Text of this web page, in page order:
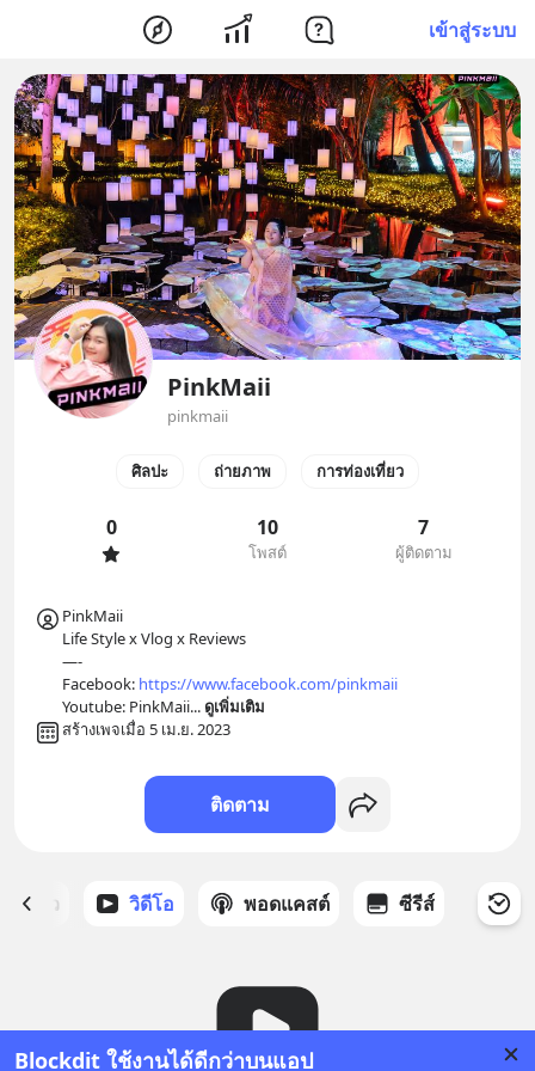
เข้าสู่ระบบ
Blockdit ใช้งานได้ดีกว่าบนแอป
PinkMaii
pinkmaii
ศิลปะ ถ่ายภาพ การท่องเที่ยว
0 10
โพสต์
7
ผู้ติดตาม
PinkMaii
Life Style x Vlog x Reviews
—-
Facebook: https://www.facebook.com/pinkmaii
Youtube: PinkMaii... ดูเพิ่มเติม
สร้างเพจเมื่อ 5 เม.ย. 2023
ติดตาม
ด้ดาว วิดีโอ พอดแคสต์ ซีรีส์